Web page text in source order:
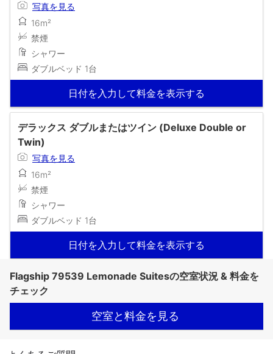
写真を見る
16m²
禁煙
シャワー
ダブルベッド 1台
日付を入力して料金を表示する
デラックス ダブルまたはツイン (Deluxe Double or
Twin)
写真を見る
16m²
禁煙
シャワー
ダブルベッド 1台
日付を入力して料金を表示する
Flagship 79539 Lemonade Suitesの空室状況 & 料金を
チェック
空室と料金を見る